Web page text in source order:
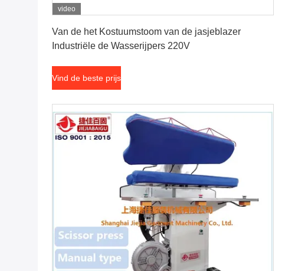
video
Van de het Kostuumstoom van de jasjeblazer
Industriële de Wasserijpers 220V
Vind de beste prijs